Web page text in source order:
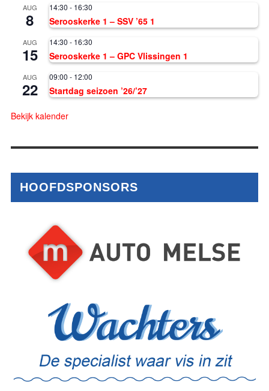
AUG
8
14:30 - 16:30
Serooskerke 1 – SSV ’65 1
AUG
15
14:30 - 16:30
Serooskerke 1 – GPC Vlissingen 1
AUG
22
09:00 - 12:00
Startdag seizoen ’26/’27
Bekijk kalender
HOOFDSPONSORS